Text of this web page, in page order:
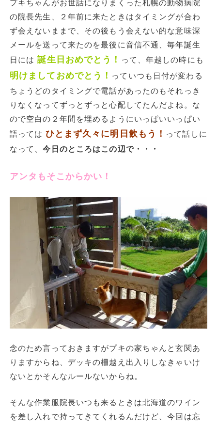
プキちゃんがお世話になりまくった札幌の動物病院
の院長先生、２年前に来たときはタイミングが合わ
ず会えないままで、その後もう会えない的な意味深
メールを送って来たのを最後に音信不通、毎年誕生
日には 誕生日おめでとう！ って、年越しの時にも
明けましておめでとう！ っていつも日付が変わる
ちょうどのタイミングで電話があったのもそれっき
りなくなってずっとずっと心配してたんだよね。な
ので空白の２年間を埋めるようにいっぱいいっぱい
語っては ひとまず久々に明日飲もう！ って話しに
なって、今日のところはこの辺で・・・
アンタもそこからかい！
念のため言っておきますがプキの家ちゃんと玄関あ
りますからね、デッキの柵越え出入りしなきゃいけ
ないとかそんなルールないからね。
そんな作業服院長いつも来るときは北海道のワイン
を差し入れで持ってきてくれるんだけど、今回は忘